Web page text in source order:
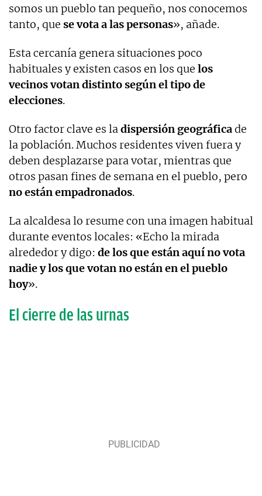
somos un pueblo tan pequeño, nos conocemos
tanto, que sevota a las personas», añade.
Esta cercanía genera situaciones poco
habituales y existen casos en los que los
vecinos votan distinto según el tipo de
elecciones.
Otro factor clave es ladispersión geográficade
la población. Muchos residentes viven fuera y
deben desplazarse para votar, mientras que
otros pasan fines de semana en el pueblo, pero
no están empadronados.
La alcaldesa lo resume con una imagen habitual
durante eventos locales: «Echo la mirada
alrededor y digo: de los que están aquí no vota
nadie y los que votan no están en el pueblo
hoy».
El cierre de las urnas